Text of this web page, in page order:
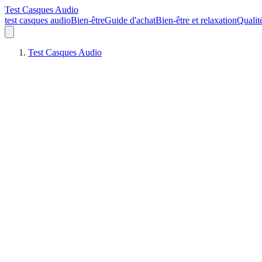
Test Casques Audio
test casques audioBien-êtreGuide d'achatBien-être et relaxation
Test Casques Audio